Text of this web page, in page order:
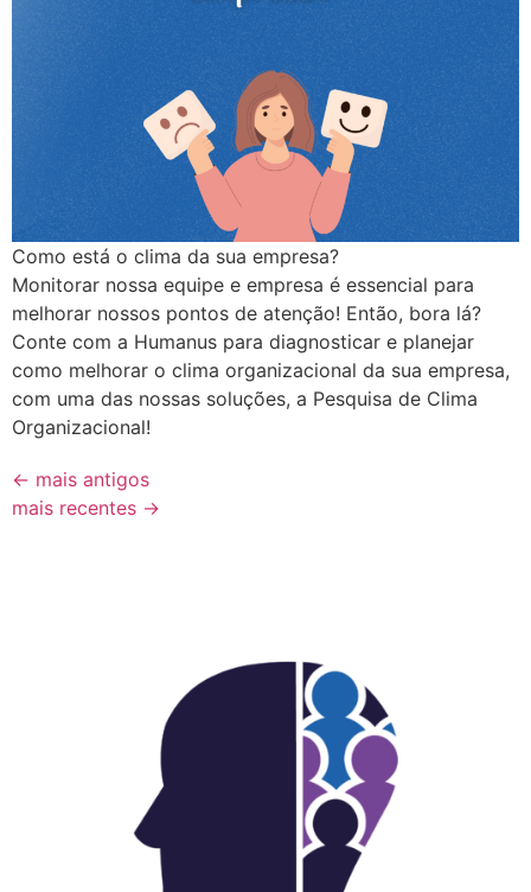
Como está o clima da sua empresa?
Monitorar nossa equipe e empresa é essencial para
melhorar nossos pontos de atenção! Então, bora lá?
Conte com a Humanus para diagnosticar e planejar
como melhorar o clima organizacional da sua empresa,
com uma das nossas soluções, a Pesquisa de Clima
Organizacional!
← mais antigos
mais recentes →